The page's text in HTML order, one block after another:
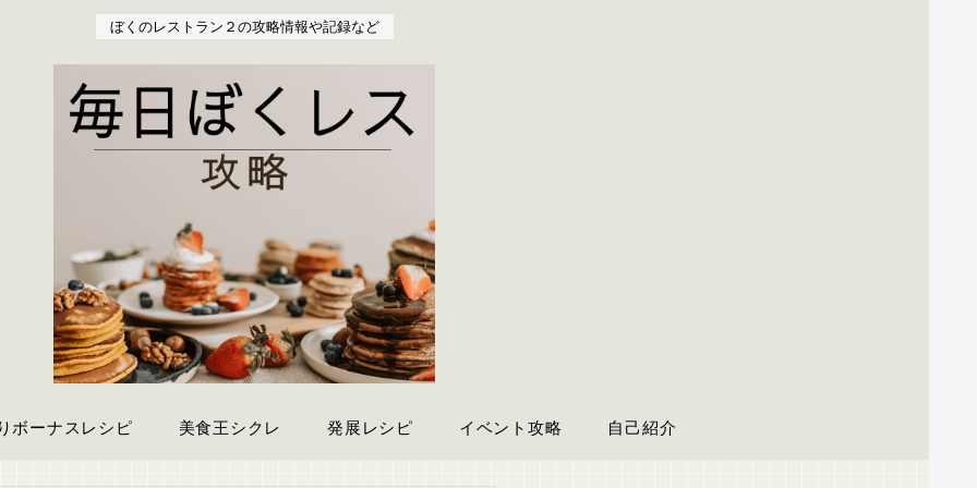
ぼくのレストラン２の攻略情報や記録など
ボーナスレシピ 美食王シクレ 発展レシピ イベント攻略 自己紹介